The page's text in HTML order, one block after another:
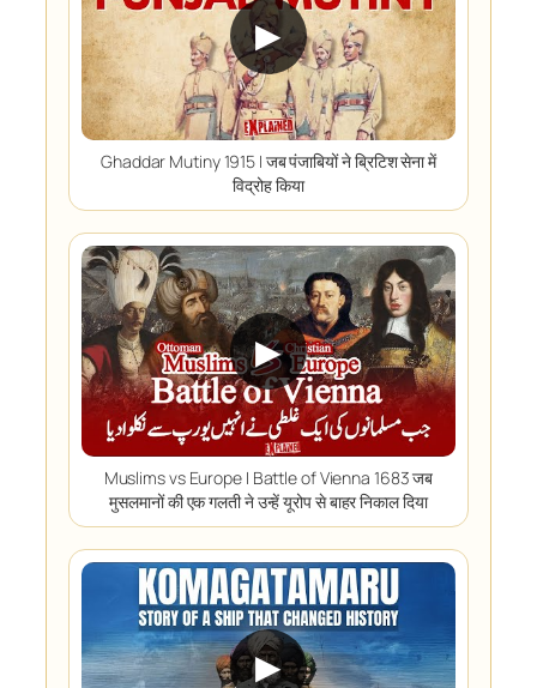
▶
Ghaddar Mutiny 1915 I जब पंजाबियों ने ब्रिटिश सेना में
विद्रोह किया
▶
Muslims vs Europe I Battle of Vienna 1683 जब
मुसलमानों की एक गलती ने उन्हें यूरोप से बाहर निकाल दिया
▶